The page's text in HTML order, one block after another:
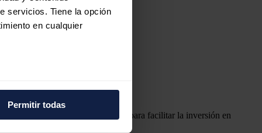
servicios. Tiene la opción
en cualquier
Permitir todas
en Ucrania
UE celebrada en abril un debate para facilitar la inversión en